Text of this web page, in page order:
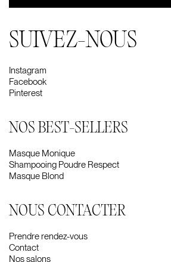
SUIVEZ-NOUS
Instagram
Facebook
Pinterest
NOS BEST-SELLERS
Masque Monique
Shampooing Poudre Respect
Masque Blond
NOUS CONTACTER
Prendre rendez-vous
Contact
Nos salons